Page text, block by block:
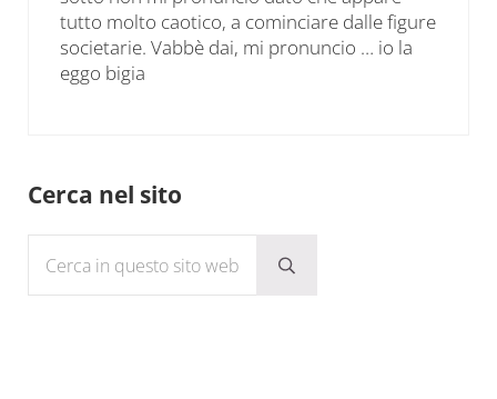
tutto molto caotico, a cominciare dalle figure
societarie. Vabbè dai, mi pronuncio … io la
eggo bigia
Sidebar
Cerca nel sito
Submit search